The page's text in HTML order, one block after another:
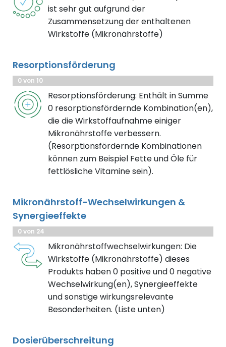
ist sehr gut aufgrund der
Zusammensetzung der enthaltenen
Wirkstoffe (Mikronährstoffe)
Resorptionsförderung
0 von 10
Resorptionsförderung: Enthält in Summe
0 resorptionsfördernde Kombination(en),
die die Wirkstoffaufnahme einiger
Mikronährstoffe verbessern.
(Resorptionsfördernde Kombinationen
können zum Beispiel Fette und Öle für
fettlösliche Vitamine sein).
Mikronährstoff-Wechselwirkungen &
Synergieeffekte
0 von 24
Mikronährstoffwechselwirkungen: Die
Wirkstoffe (Mikronährstoffe) dieses
Produkts haben 0 positive und 0 negative
Wechselwirkung(en), Synergieeffekte
und sonstige wirkungsrelevante
Besonderheiten. (Liste unten)
Dosierüberschreitung